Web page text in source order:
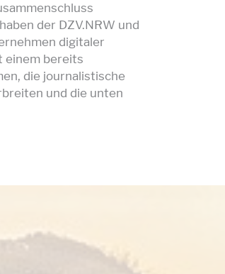
der DZV.NRW und
digitaler
einem bereits
die journalistische
und die unten